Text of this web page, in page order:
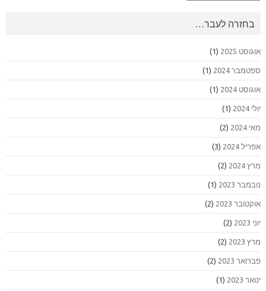
בחזרה לעבר…
אוגוסט 2025 (1)
ספטמבר 2024 (1)
אוגוסט 2024 (1)
יולי 2024 (1)
מאי 2024 (2)
אפריל 2024 (3)
מרץ 2024 (2)
נובמבר 2023 (1)
אוקטובר 2023 (2)
יוני 2023 (2)
מרץ 2023 (2)
פברואר 2023 (2)
ינואר 2023 (1)